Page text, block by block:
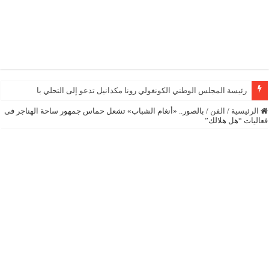
رئيسة المجلس الوطني الكونغولي رونا مكدانيل تدعو إلى التحلي بالصبر حتى يمكن
الرئيسية / الفن / بالصور.. «أنغام الشباب» تشعل حماس جمهور ساحة الهناجر فى
فعاليات “هل هلالك”